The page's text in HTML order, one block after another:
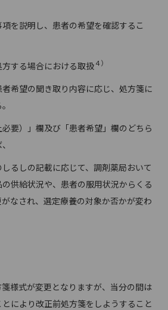
説明し、患者の希望を確認するこ
する場合における取扱４）
希望の聞き取り内容に応じ、処方箋に
要）」欄及び「患者希望」欄のどちら
るしの記載に応じて、調剤薬局おいて
供給状況や、患者の服用状況からくる
なされ、選定療養の対象か否かが変わ
様式が変更となりますが、当分の間は
により改正前処方箋をしようすること